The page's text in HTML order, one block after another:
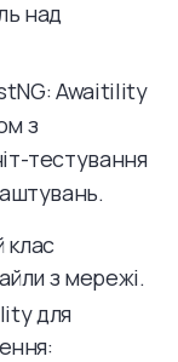
над
Awaitility
з
тестування
клас
з мережі.
для